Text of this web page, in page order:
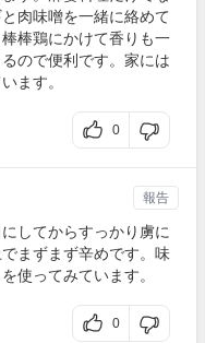
肉味噌を一緒に絡めて
棒鶏にかけて香りも一
ので便利です。家には
ます。
0
してからすっかり虜に
まずまず辛めです。味
使ってみています。
0
報告